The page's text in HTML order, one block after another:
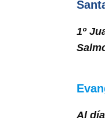
Pastoral Vocacional
1º
Al